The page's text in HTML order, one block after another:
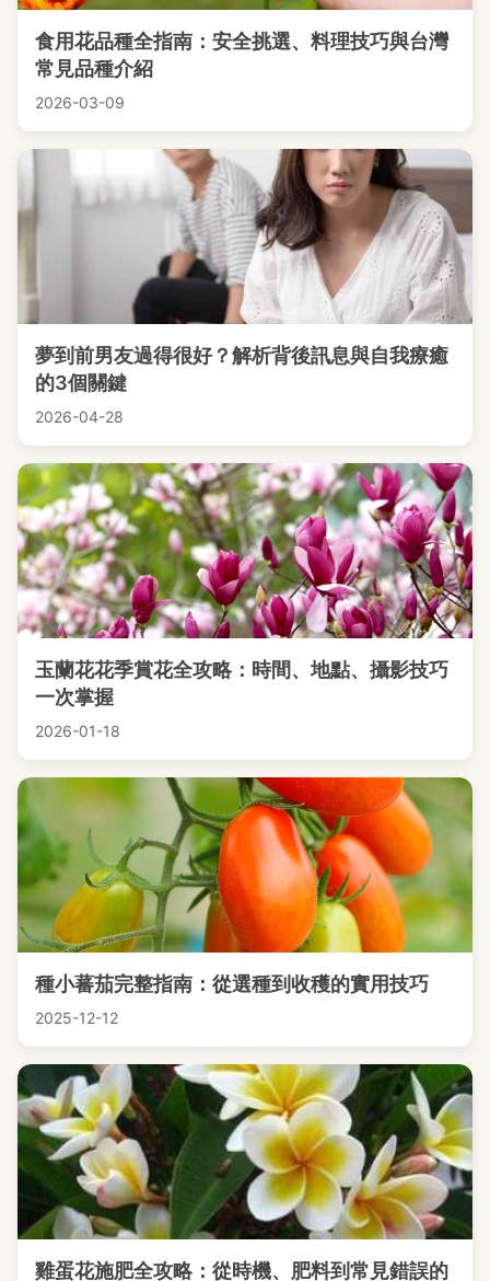
食用花品種全指南：安全挑選、料理技巧與台灣
常見品種介紹
2026-03-09
夢到前男友過得很好？解析背後訊息與自我療癒
的3個關鍵
2026-04-28
玉蘭花花季賞花全攻略：時間、地點、攝影技巧
一次掌握
2026-01-18
種小蕃茄完整指南：從選種到收穫的實用技巧
2025-12-12
雞蛋花施肥全攻略：從時機、肥料到常見錯誤的